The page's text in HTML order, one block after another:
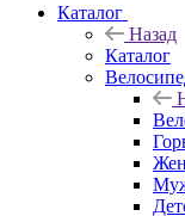
Каталог
Назад
Каталог